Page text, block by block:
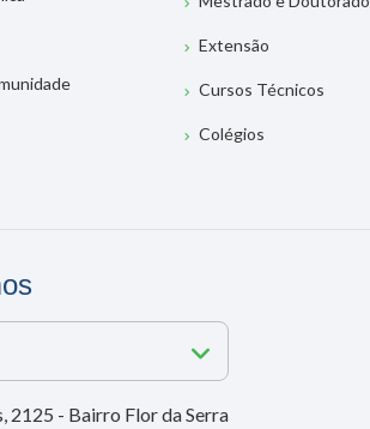
Extensão
Cursos Técnicos
Colégios
2125 - Bairro Flor da Serra